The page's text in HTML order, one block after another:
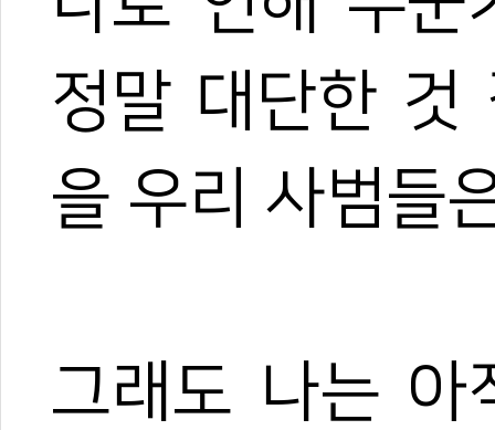
정말 대단한 것
을 우리 사범들
그래도 나는 아